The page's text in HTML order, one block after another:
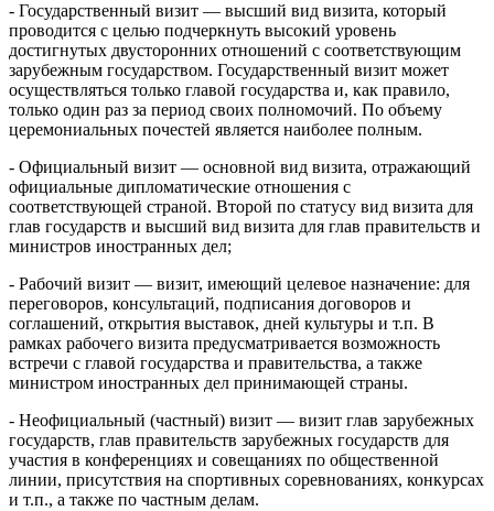
- Государственный визит — высший вид визита, который
проводится с целью подчеркнуть высокий уровень
достигнутых двусторонних отношений с соответствующим
зарубежным государством. Государственный визит может
осуществляться только главой государства и, как правило,
только один раз за период своих полномочий. По объему
церемониальных почестей является наиболее полным.
- Официальный визит — основной вид визита, отражающий
официальные дипломатические отношения с
соответствующей страной. Второй по статусу вид визита для
глав государств и высший вид визита для глав правительств и
министров иностранных дел;
- Рабочий визит — визит, имеющий целевое назначение: для
переговоров, консультаций, подписания договоров и
соглашений, открытия выставок, дней культуры и т.п. В
рамках рабочего визита предусматривается возможность
встречи с главой государства и правительства, а также
министром иностранных дел принимающей страны.
- Неофициальный (частный) визит — визит глав зарубежных
государств, глав правительств зарубежных государств для
участия в конференциях и совещаниях по общественной
линии, присутствия на спортивных соревнованиях, конкурсах
и т.п., а также по частным делам.